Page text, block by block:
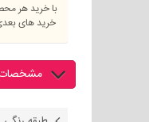
با خرید هر
خرید های